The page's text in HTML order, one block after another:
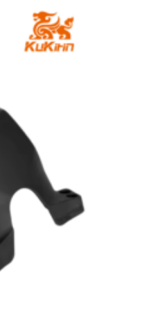
Πρόσθήκη
στην λίστα
επιθυμιών